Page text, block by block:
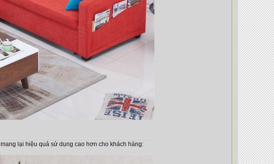
lại hiệu quả sử dụng cao hơn cho khách hàng: